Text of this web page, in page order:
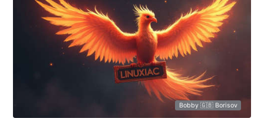
Bobby 🇬🇧 Borisov